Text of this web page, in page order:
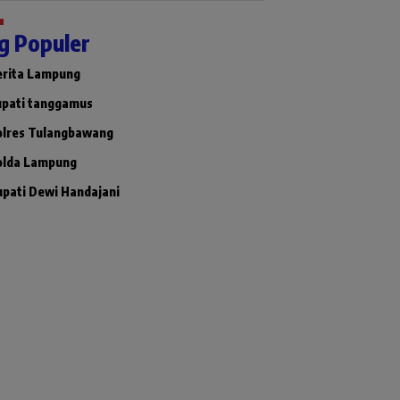
Populer
Lampung
tanggamus
Tulangbawang
Lampung
Dewi Handajani